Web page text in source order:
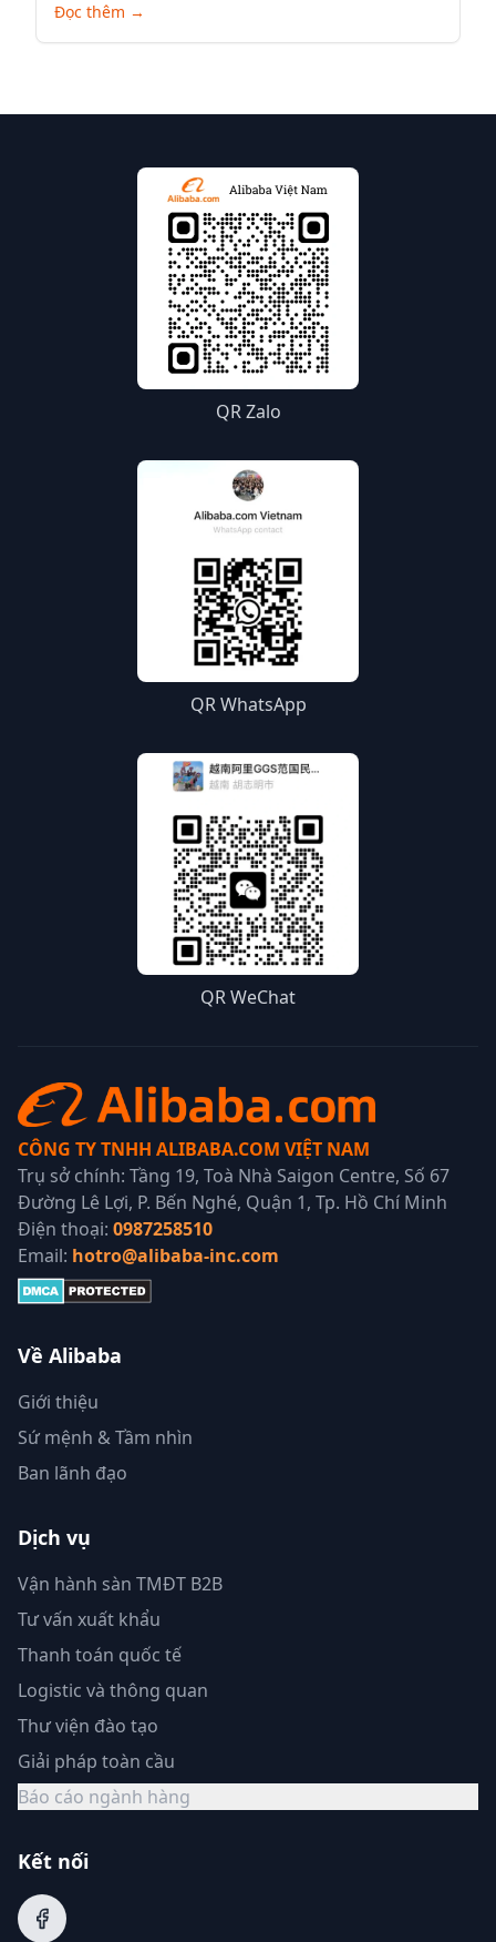
Đọc thêm →
QR Zalo
QR WhatsApp
QR WeChat
CÔNG TY TNHH ALIBABA.COM VIỆT NAM
Trụ sở chính: Tầng 19, Toà Nhà Saigon Centre, Số 67
Đường Lê Lợi, P. Bến Nghé, Quận 1, Tp. Hồ Chí Minh
Điện thoại: 0987258510
Email: hotro@alibaba-inc.com
Về Alibaba
Giới thiệu
Sứ mệnh & Tầm nhìn
Ban lãnh đạo
Dịch vụ
Vận hành sàn TMĐT B2B
Tư vấn xuất khẩu
Thanh toán quốc tế
Logistic và thông quan
Thư viện đào tạo
Giải pháp toàn cầu
Báo cáo ngành hàng
Kết nối